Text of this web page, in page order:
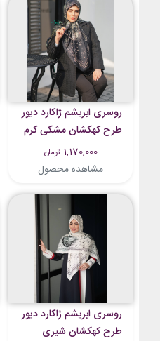
روسری ابریشم ژاکارد دیور
طرح کهکشان مشکی کرم
روشن تیره1,170,000 تومان
مشاهده محصول
روسری ابریشم ژاکارد دیور
طرح کهکشان شیری